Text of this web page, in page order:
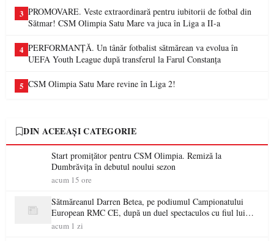
3 PROMOVARE. Veste extraordinară pentru iubitorii de fotbal din
Sătmar! CSM Olimpia Satu Mare va juca în Liga a II-a
4 PERFORMANȚĂ. Un tânăr fotbalist sătmărean va evolua în
UEFA Youth League după transferul la Farul Constanța
5 CSM Olimpia Satu Mare revine în Liga 2!
DIN ACEEAȘI CATEGORIE
Start promițător pentru CSM Olimpia. Remiză la
Dumbrăvița în debutul noului sezon
acum 15 ore
Sătmăreanul Darren Betea, pe podiumul Campionatului
European RMC CE, după un duel spectaculos cu fiul lui
Kimi Räikkönen
acum 1 zi